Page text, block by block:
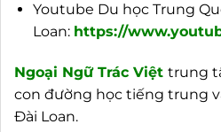
Youtube Du học Trung
Loan: https://
Ngoại Ngữ Trác Việt trung
con đường học tiếng trung
Đài Loan.